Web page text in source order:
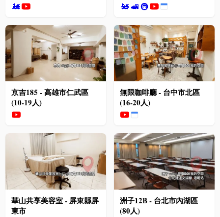
🚂 🚂 🚅🚇
京吉185 - 高雄市仁武區
(10-19人)
無限咖啡廳 - 台中市北區
(16-20人)
華山共享美容室 - 屏東縣屏
東市
洲子12B - 台北市內湖區
(80人)